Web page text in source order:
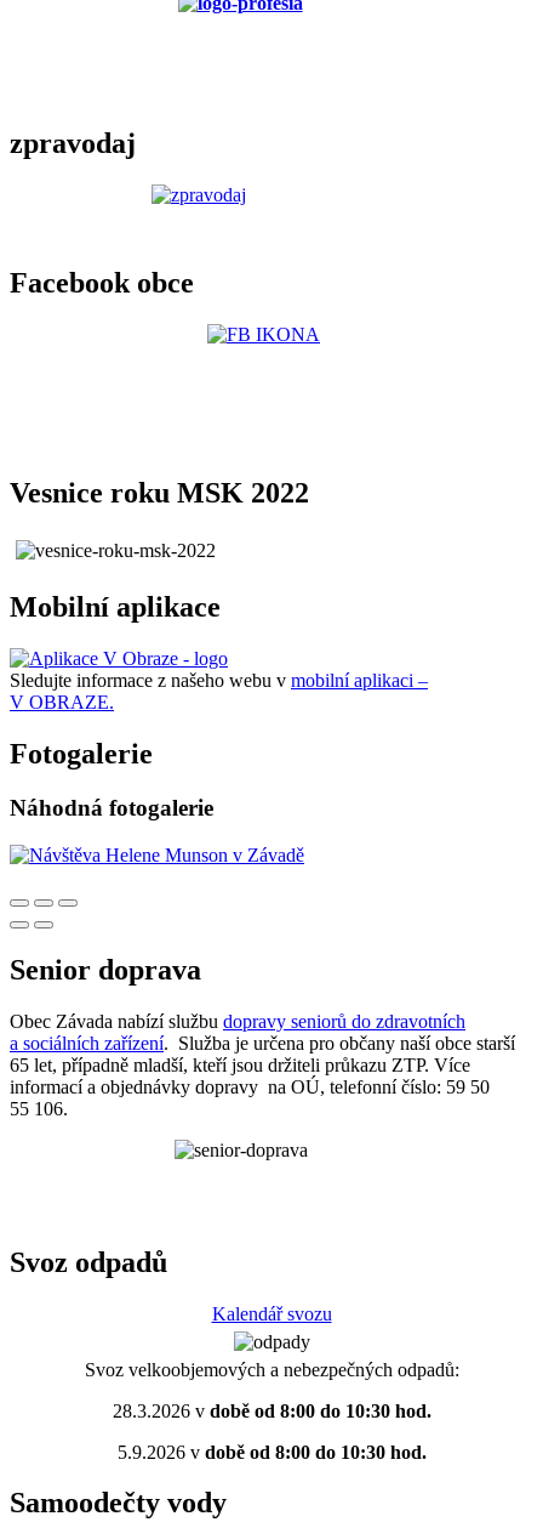
zpravodaj
Facebook obce
Vesnice roku MSK 2022
Mobilní aplikace
Sledujte informace z našeho webu v mobilní aplikaci –
V OBRAZE.
Fotogalerie
Náhodná fotogalerie
Senior doprava
Obec Závada nabízí službu dopravy seniorů do zdravotních
a sociálních zařízení. Služba je určena pro občany naší obce starší
65 let, případně mladší, kteří jsou držiteli průkazu ZTP. Více
informací a objednávky dopravy na OÚ, telefonní číslo: 59 50
55 106.
Svoz odpadů
Kalendář svozu
Svoz velkoobjemových a nebezpečných odpadů:
28.3.2026 vdobě od 8:00 do 10:30 hod.
5.9.2026 vdobě od 8:00 do 10:30 hod.
Samoodečty vody